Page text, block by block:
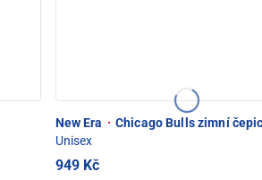
New Era · Chicago Bulls zimní
Unisex
949 Kč